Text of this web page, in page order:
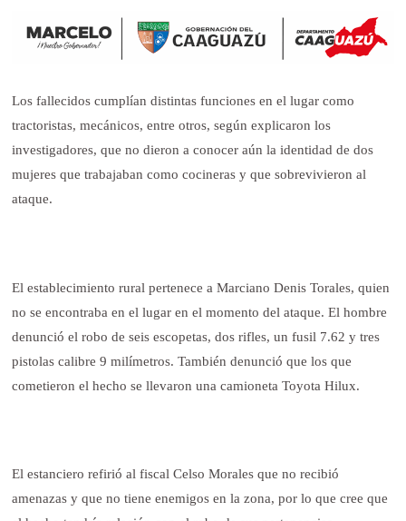
Los fallecidos cumplían distintas funciones en el lugar como
tractoristas, mecánicos, entre otros, según explicaron los
investigadores, que no dieron a conocer aún la identidad de dos
mujeres que trabajaban como cocineras y que sobrevivieron al
ataque.
El establecimiento rural pertenece a Marciano Denis Torales, quien
no se encontraba en el lugar en el momento del ataque. El hombre
denunció el robo de seis escopetas, dos rifles, un fusil 7.62 y tres
pistolas calibre 9 milímetros. También denunció que los que
cometieron el hecho se llevaron una camioneta Toyota Hilux.
El estanciero refirió al fiscal Celso Morales que no recibió
amenazas y que no tiene enemigos en la zona, por lo que cree que